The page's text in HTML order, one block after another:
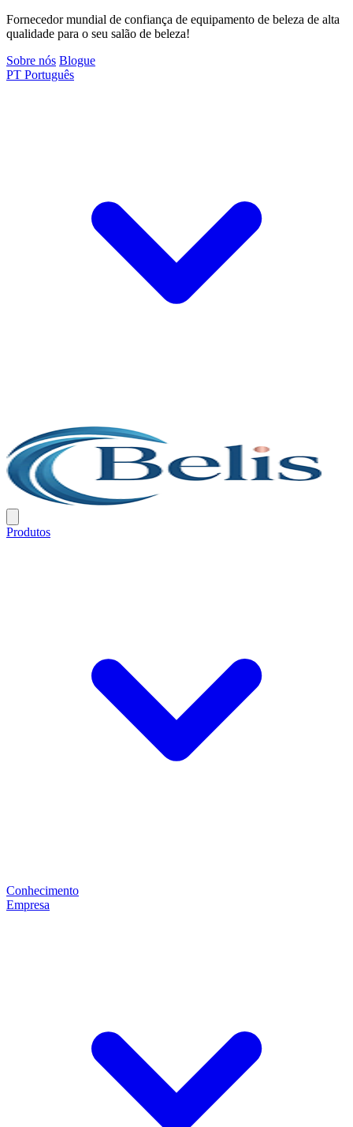
Fornecedor mundial de confiança de equipamento de beleza de alta
qualidade para o seu salão de beleza!
Sobre nós Blogue
PT Português
Produtos
Conhecimento
Empresa